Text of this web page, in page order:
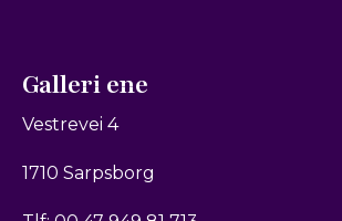
Galleri ene
Vestrevei 4
1710 Sarpsborg